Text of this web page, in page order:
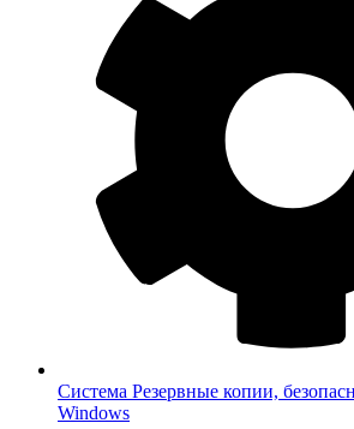
Система Резервные копии,
Windows